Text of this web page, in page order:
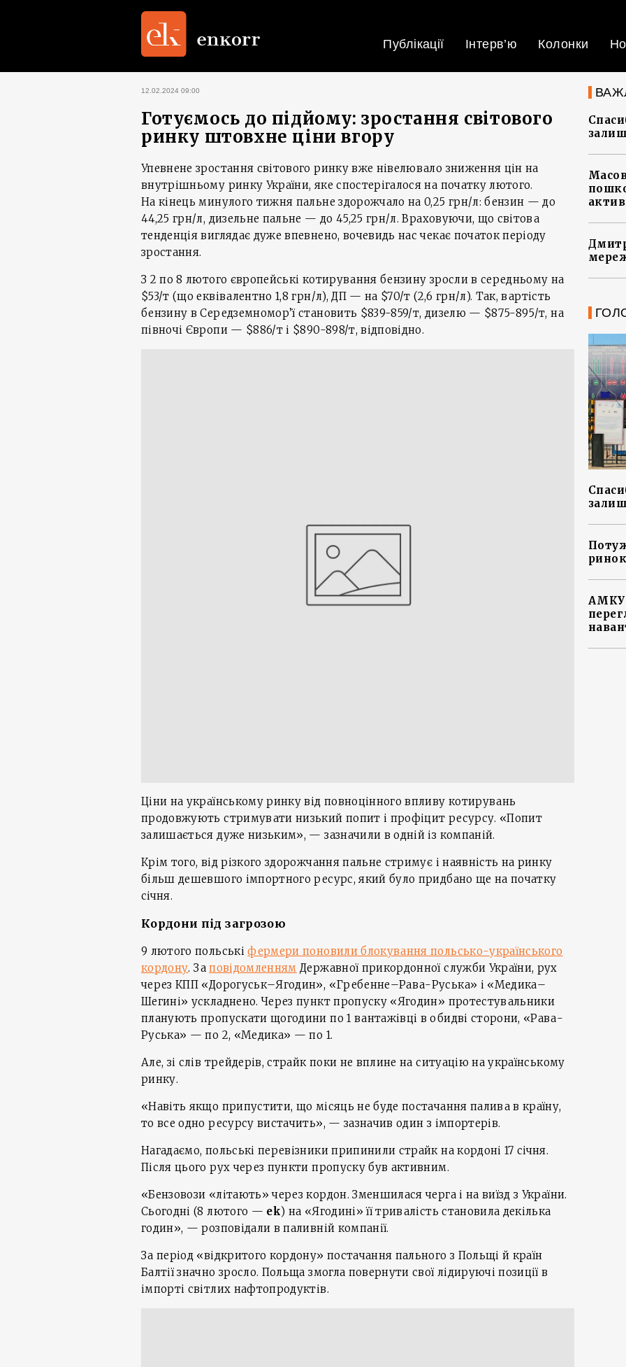
Публікації Інтерв’ю Колонки
12.02.2024 09:00
Готуємось до підйому: зростання світового
ринку штовхне ціни вгору
Упевнене зростання світового ринку вже нівелювало зниження цін на
внутрішньому ринку України, яке спостерігалося на початку лютого.
На кінець минулого тижня пальне здорожчало на 0,25 грн/л: бензин — до
44,25 грн/л, дизельне пальне — до 45,25 грн/л. Враховуючи, що світова
тенденція виглядає дуже впевнено, вочевидь нас чекає початок періоду
зростання.
З 2 по 8 лютого європейські котирування бензину зросли в середньому на
$53/т (що еквівалентно 1,8 грн/л), ДП — на $70/т (2,6 грн/л). Так, вартість
бензину в Середземномор’ї становить $839-859/т, дизелю — $875-895/т, на
півночі Європи — $886/т і $890-898/т, відповідно.
Ціни на українському ринку від повноцінного впливу котирувань
продовжують стримувати низький попит і профіцит ресурсу. «Попит
залишається дуже низьким», — зазначили в одній із компаній.
Крім того, від різкого здорожчання пальне стримує і наявність на ринку
більш дешевшого імпортного ресурс, який було придбано ще на початку
січня.
Кордони під загрозою
9 лютого польськіфермери поновили блокування польсько-українського
кордону. Заповідомленням Державної прикордонної служби України, рух
через КПП «Дорогуськ–Ягодин», «Гребенне–Рава-Руська» і «Медика–
Шегині» ускладнено. Через пункт пропуску «Ягодин» протестувальники
планують пропускати щогодини по 1 вантажівці в обидві сторони, «Рава-
Руська» — по 2, «Медика» — по 1.
Але, зі слів трейдерів, страйк поки не вплине на ситуацію на українському
ринку.
«Навіть якщо припустити, що місяць не буде постачання палива в країну,
то все одно ресурсу вистачить», — зазначив один з імпортерів.
Нагадаємо, польські перевізники припинили страйк на кордоні 17 січня.
Після цього рух через пункти пропуску був активним.
«Бензовози «літають» через кордон. Зменшилася черга і на виїзд з України.
Сьогодні (8 лютого — ek) на «Ягодині» її тривалість становила декілька
годин», — розповідали в паливній компанії.
За період «відкритого кордону» постачання пального з Польщі й країн
Балтії значно зросло. Польща змогла повернути свої лідируючі позиції в
імпорті світлих нафтопродуктів.
АМКУ